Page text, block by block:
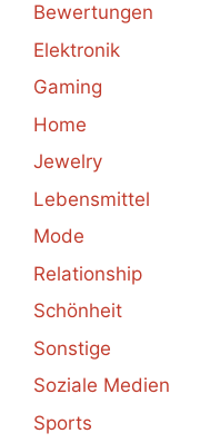
Bewertungen
Elektronik
Gaming
Home
Jewelry
Lebensmittel
Mode
Relationship
Schönheit
Sonstige
Soziale Medien
Sports